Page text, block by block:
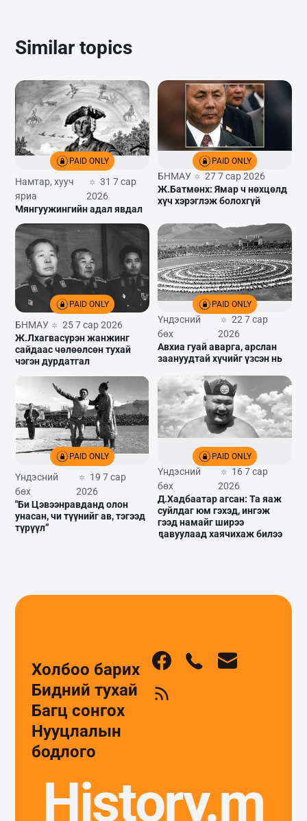
Similar topics
PAID ONLY
Намтар, хууч
яриа
31 7 сар
2026
Мянгуужингийн адал явдал
PAID ONLY
БНМАУ
27 7 сар 2026
Ж.Батмөнх: Ямар ч нөхцөлд
хүч хэрэглэж болохгүй
PAID ONLY
БНМАУ
25 7 сар 2026
Ж.Лхагвасүрэн жанжинг
сайдаас чөлөөлсөн тухай
нэгэн дурдатгал
PAID ONLY
Үндэсний
бөх
22 7 сар
2026
Авхиа гуай аварга, арслан
заануудтай хүчийг үзсэн нь
PAID ONLY
Үндэсний
бөх
19 7 сар
2026
"Би Цэвээнравданд олон
унасан, чи түүнийг ав, тэгээд
түрүүл”
PAID ONLY
Үндэсний
бөх
16 7 сар
2026
Д.Хадбаатар агсан: Та яаж
суйлдаг юм гэхэд, ингэж
гээд намайг ширээ
давуулаад хаячихаж билээ
Холбоо барих
Бидний тухай
Багц сонгох
Нууцлалын
бодлого
History.m